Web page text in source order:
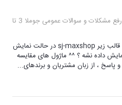
رفع مشکلات و سوالات عمومی جوملا 3 تا
سلام خدمت دوستان من میخوام تو قالب زیر sj-maxshop در حالت نمایش
داده نشه ؟ ^^ ماژول های مقایسه
، از زبان مشتریان و برندهای...